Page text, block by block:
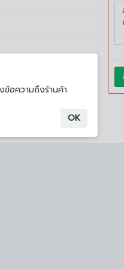
อความถึงร้านค้า
OK